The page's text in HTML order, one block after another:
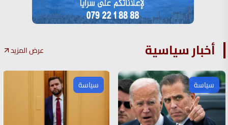
أخبار سياسية عرض المزيد
سياسة سياسة